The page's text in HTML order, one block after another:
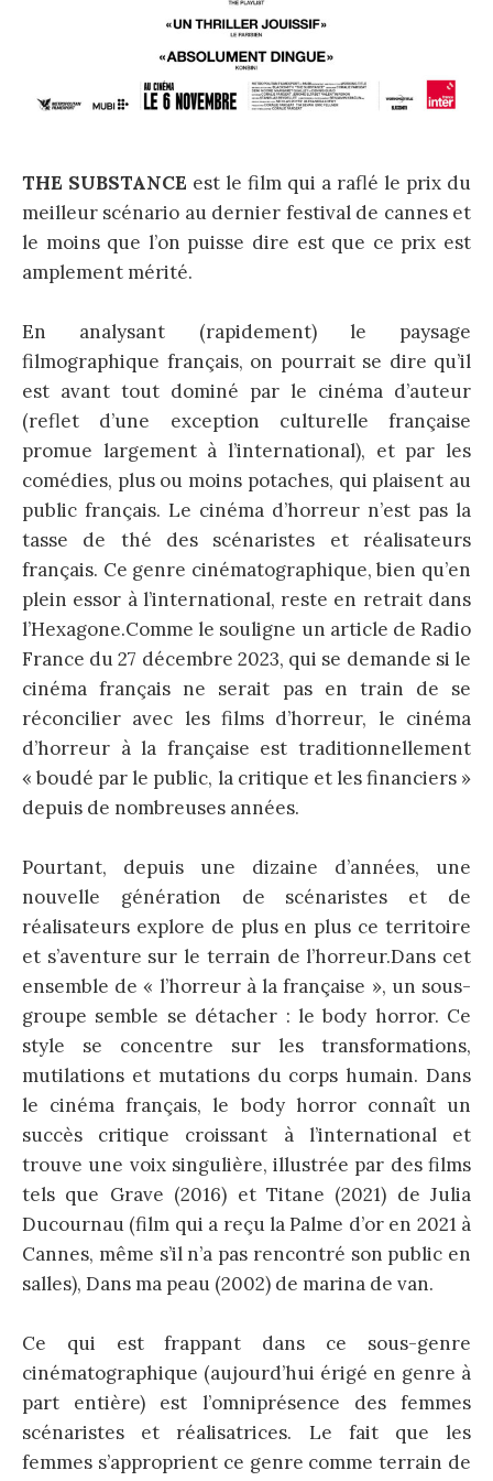
THE SUBSTANCE est le film qui a raflé le prix du
meilleur scénario au dernier festival de cannes et
le moins que l’on puisse dire est que ce prix est
amplement mérité.
En analysant (rapidement) le paysage
filmographique français, on pourrait se dire qu’il
est avant tout dominé par le cinéma d’auteur
(reflet d’une exception culturelle française
promue largement à l’international), et par les
comédies, plus ou moins potaches, qui plaisent au
public français. Le cinéma d’horreur n’est pas la
tasse de thé des scénaristes et réalisateurs
français. Ce genre cinématographique, bien qu’en
plein essor à l’international, reste en retrait dans
l’Hexagone.Comme le souligne un article de Radio
France du 27 décembre 2023, qui se demande si le
cinéma français ne serait pas en train de se
réconcilier avec les films d’horreur, le cinéma
d’horreur à la française est traditionnellement
« boudé par le public, la critique et les financiers »
depuis de nombreuses années.
Pourtant, depuis une dizaine d’années, une
nouvelle génération de scénaristes et de
réalisateurs explore de plus en plus ce territoire
et s’aventure sur le terrain de l’horreur.Dans cet
ensemble de « l’horreur à la française », un sous-
groupe semble se détacher : le body horror. Ce
style se concentre sur les transformations,
mutilations et mutations du corps humain. Dans
le cinéma français, le body horror connaît un
succès critique croissant à l’international et
trouve une voix singulière, illustrée par des films
tels que Grave (2016) et Titane (2021) de Julia
Ducournau (film qui a reçu la Palme d’or en 2021 à
Cannes, même s’il n’a pas rencontré son public en
salles), Dans ma peau (2002) de marina de van.
Ce qui est frappant dans ce sous-genre
cinématographique (aujourd’hui érigé en genre à
part entière) est l’omniprésence des femmes
scénaristes et réalisatrices. Le fait que les
femmes s’approprient ce genre comme terrain de